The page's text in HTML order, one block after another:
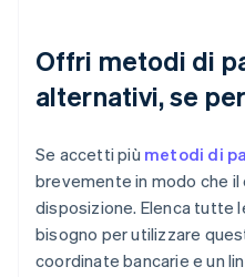
Offri metodi di
alternativi, se
Se accetti più metodi di
brevemente in modo che
disposizione. Elenca tutte
bisogno per utilizzare
coordinate bancarie e un